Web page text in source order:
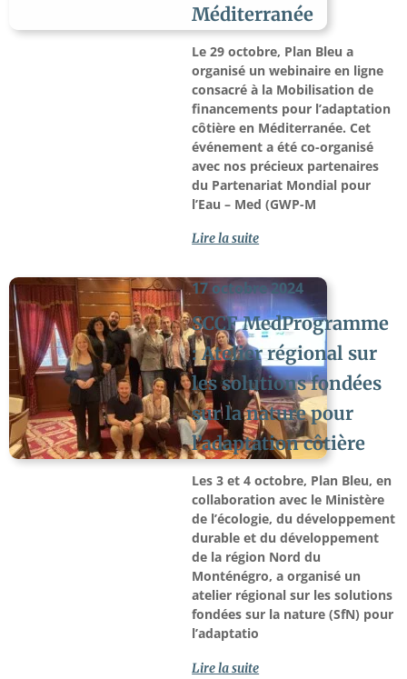
Méditerranée
Le 29 octobre, Plan Bleu a
organisé un webinaire en ligne
consacré à la Mobilisation de
financements pour l’adaptation
côtière en Méditerranée. Cet
événement a été co-organisé
avec nos précieux partenaires
du Partenariat Mondial pour
l’Eau – Med (GWP-M
Lire la suite
17 octobre 2024
SCCF MedProgramme
: Atelier régional sur
les solutions fondées
sur la nature pour
l’adaptation côtière
Les 3 et 4 octobre, Plan Bleu, en
collaboration avec le Ministère
de l’écologie, du développement
durable et du développement
de la région Nord du
Monténégro, a organisé un
atelier régional sur les solutions
fondées sur la nature (SfN) pour
l’adaptatio
Lire la suite